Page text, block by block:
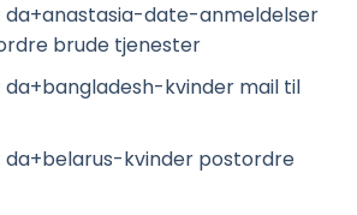
date-anmeldelser
brude tjenester
kvinder mail til
kvinder postordre